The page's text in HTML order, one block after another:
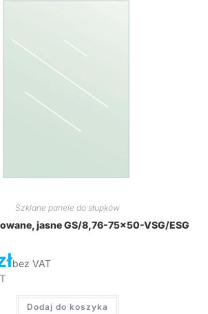
Szklane panele do słupków
jasne GS/8,76-75×50-VSG/ESG
bez VAT
Dodaj do koszyka